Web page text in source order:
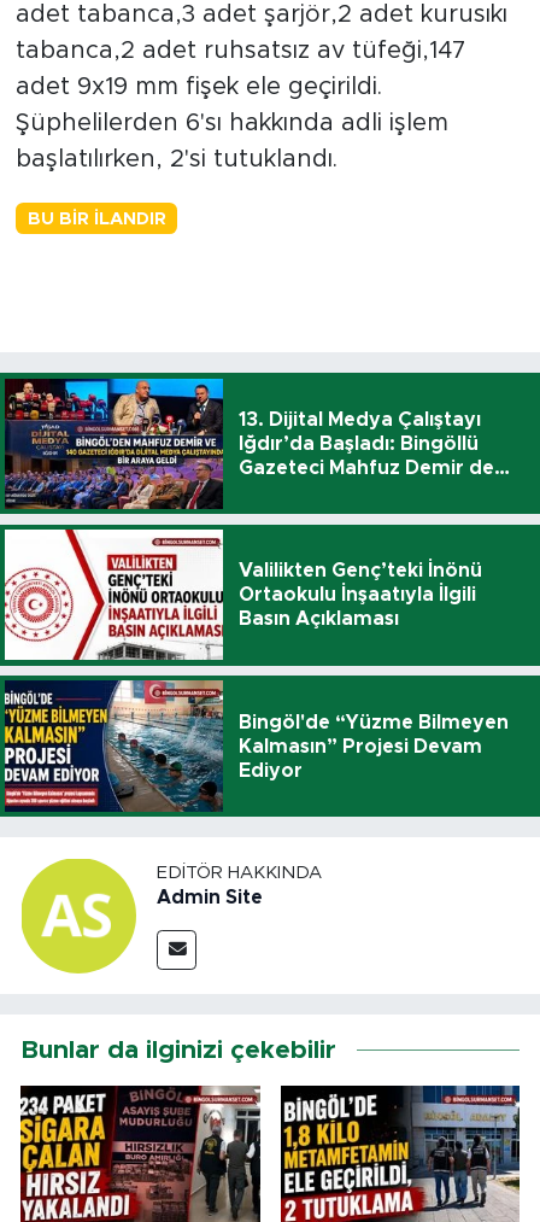
adet tabanca,3 adet şarjör,2 adet kurusıkı
tabanca,2 adet ruhsatsız av tüfeği,147
adet 9x19 mm fişek ele geçirildi.
Şüphelilerden 6'sı hakkında adli işlem
başlatılırken, 2'si tutuklandı.
BU BIR İLANDIR
13. Dijital Medya Çalıştayı
Iğdır’da Başladı: Bingöllü
Gazeteci Mahfuz Demir de
Valilikten Genç’teki İnönü
Ortaokulu İnşaatıyla İlgili
Basın Açıklaması
Bingöl'de “Yüzme Bilmeyen
Kalmasın” Projesi Devam
Ediyor
EDITÖR HAKKINDA
Admin Site
Bunlar da ilginizi çekebilir